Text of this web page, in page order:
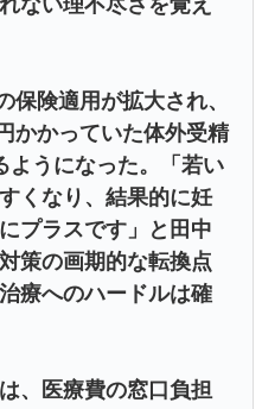
ない理不尽さを覚え
険適用が拡大され、
かかっていた体外受精
ようになった。「若い
くなり、結果的に妊
プラスです」と田中
策の画期的な転換点
療へのハードルは確
、医療費の窓口負担